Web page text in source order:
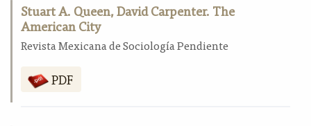
Stuart A. Queen, David Carpenter. The
American City
Revista Mexicana de Sociología Pendiente
PDF